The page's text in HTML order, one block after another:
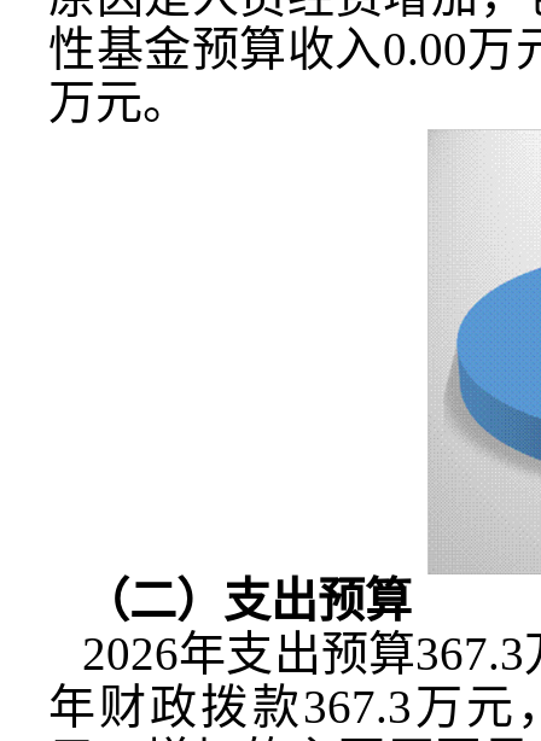
性基金预算收入0.00万
万元。
（二）支出预算
2026年支出预算367.3
年财政拨款367.3万元